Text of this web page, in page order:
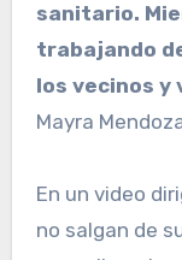
sanitario.
trabajando
los vecinos y
Mayra
En un video
no salgan de